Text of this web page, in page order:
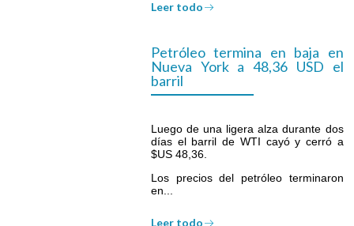
Leer todo
Petróleo termina en baja en
Nueva York a 48,36 USD el
barril
Luego de una ligera alza durante dos
días el barril de WTI cayó y cerró a
$US 48,36.
Los precios del petróleo terminaron
en...
Leer todo